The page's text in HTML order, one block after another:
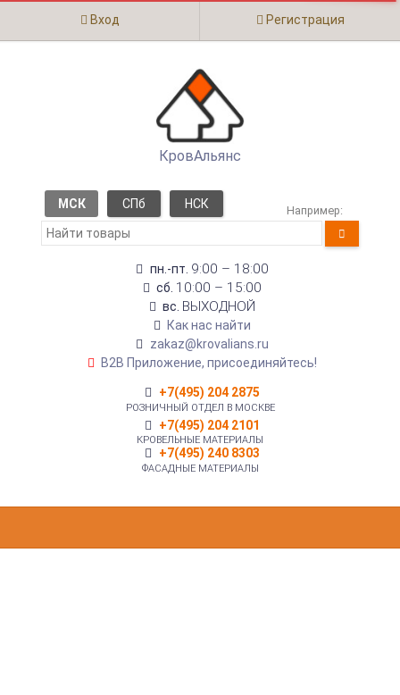
Вход Регистрация
КровАльянс
МСК СПб НСК Например:
пн.-пт. 9:00 – 18:00
сб. 10:00 – 15:00
вс. ВЫХОДНОЙ
Как нас найти
zakaz@krovalians.ru
B2B Приложение, присоединяйтесь!
+7(495) 204 2875
РОЗНИЧНЫЙ ОТДЕЛ В МОСКВЕ
+7(495) 204 2101
КРОВЕЛЬНЫЕ МАТЕРИАЛЫ
+7(495) 240 8303
ФАСАДНЫЕ МАТЕРИАЛЫ